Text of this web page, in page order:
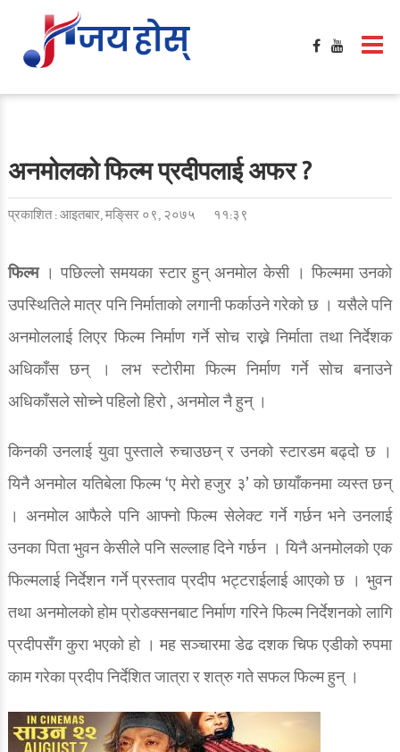
अनमोलको फिल्म प्रदीपलाई अफर ?
प्रकाशित : आइतबार, मङि्सर ०९, २०७५ ११:३९
फिल्म। पछिल्लो समयका स्टार हुन् अनमोल केसी । फिल्ममा उनको
उपस्थितिले मात्र पनि निर्माताको लगानी फर्काउने गरेको छ । यसैले पनि
अनमोललाई लिएर फिल्म निर्माण गर्ने सोच राख्ने निर्माता तथा निर्देशक
अधिकाँस छन् । लभ स्टोरीमा फिल्म निर्माण गर्ने सोच बनाउने
अधिकाँसले सोच्ने पहिलो हिरो , अनमोल नै हुन् ।
किनकी उनलाई युवा पुस्ताले रुचाउछन् र उनको स्टारडम बढ्दो छ ।
यिनै अनमोल यतिबेला फिल्म ‘ए मेरो हजुर ३’ को छायाँकनमा व्यस्त छन्
। अनमोल आफैले पनि आफ्नो फिल्म सेलेक्ट गर्ने गर्छन भने उनलाई
उनका पिता भुवन केसीले पनि सल्लाह दिने गर्छन । यिनै अनमोलको एक
फिल्मलाई निर्देशन गर्ने प्रस्ताव प्रदीप भट्टराईलाई आएको छ । भुवन
तथा अनमोलको होम प्रोडक्सनबाट निर्माण गरिने फिल्म निर्देशनको लागि
प्रदीपसँग कुरा भएको हो । मह सञ्चारमा डेढ दशक चिफ एडीको रुपमा
काम गरेका प्रदीप निर्देशित जात्रा र शत्रु गते सफल फिल्म हुन् ।